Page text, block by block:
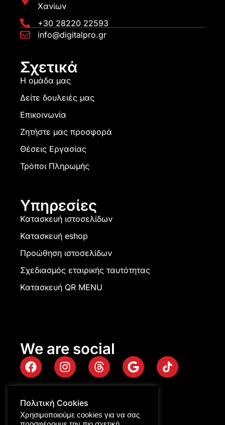
Χανίων
+30 28220 22593
info@digitalpro.gr
Σχετικά
Η ομάδα μας
Δείτε δουλειές μας
Επικοινωνία
Ζητήστε μας προσφορά
Θέσεις Εργασίας
Τρόποι Πληρωμής
Υπηρεσίες
Κατασκευή ιστοσελίδων
Κατασκευή eshop
Προώθηση ιστοσελίδων
Σχεδιασμός εταιρικής ταυτότητας
Κατασκευή QR MENU
We are social
Πολιτική Cookies
Χρησιμοποιούμε cookies για να σας